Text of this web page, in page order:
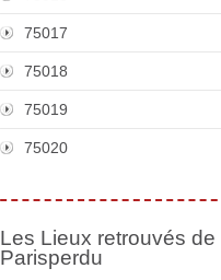
75017
75018
75019
75020
Les Lieux retrouvés de
Parisperdu